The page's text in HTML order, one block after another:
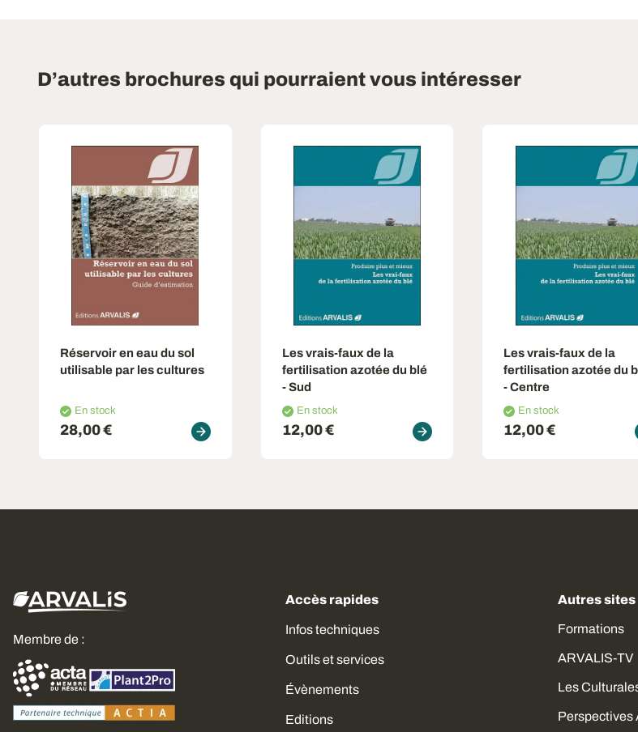
D’autres brochures qui pourraient vous intéresser
Réservoir en eau du sol
utilisable par les cultures
En stock
28,00 €
Les vrais-faux de la
fertilisation azotée du blé
- Sud
En stock
12,00 €
Les vrais-faux de la
fertilisation azotée du
- Centre
En stock
12,00 €
Membre de :
Accès rapides
Infos techniques
Outils et services
Évènements
Editions
Autres sites
Formations
ARVALIS-TV
Les
Perspectives